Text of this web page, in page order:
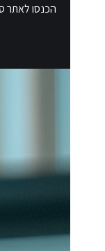
הכנסו לאתר